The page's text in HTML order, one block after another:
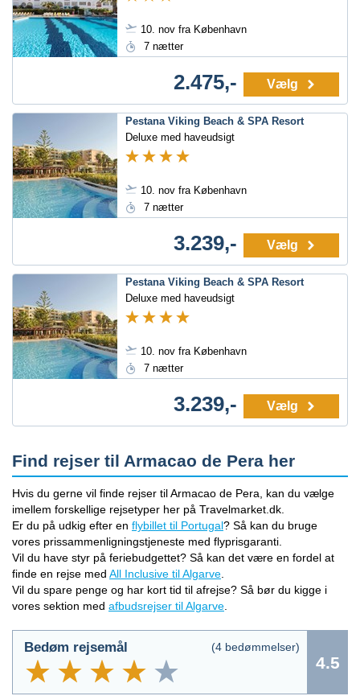
10. nov fra København
7 nætter
2.475,- Vælg
Pestana Viking Beach & SPA Resort
Deluxe med haveudsigt
10. nov fra København
7 nætter
3.239,- Vælg
Pestana Viking Beach & SPA Resort
Deluxe med haveudsigt
10. nov fra København
7 nætter
3.239,- Vælg
Find rejser til Armacao de Pera her
Hvis du gerne vil finde rejser til Armacao de Pera, kan du vælge
imellem forskellige rejsetyper her på Travelmarket.dk.
Er du på udkig efter en flybillet til Portugal? Så kan du bruge
vores prissammenligningstjeneste med flyprisgaranti.
Vil du have styr på feriebudgettet? Så kan det være en fordel at
finde en rejse med All Inclusive til Algarve.
Vil du spare penge og har kort tid til afrejse? Så bør du kigge i
vores sektion med afbudsrejser til Algarve.
Bedøm rejsemål (4 bedømmelser)
4.5